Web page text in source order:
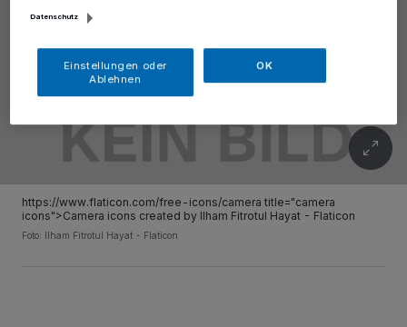
https://www.flaticon.com/free-icons/camera title="camera
icons">Camera icons created by Ilham Fitrotul Hayat - Flaticon
Foto: Ilham Fitrotul Hayat - Flaticon
Datenschutz
Einstellungen oder
Ablehnen
OK